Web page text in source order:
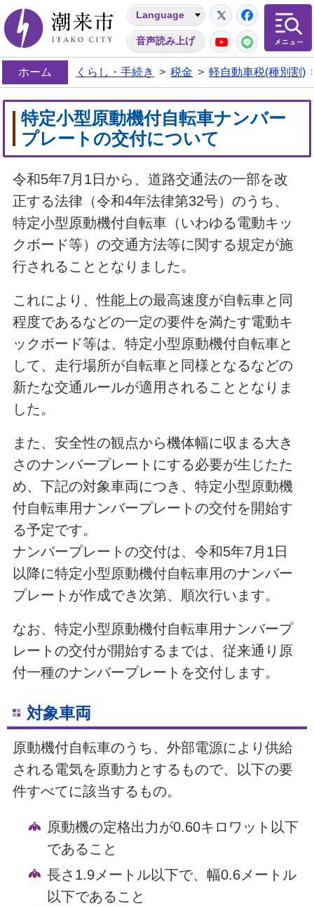
潮来市
Language
音声読み上げ
Twitter
YouTube
LINE
ホーム くらし・手続き > 税金 > 軽自動車税(種別割)
特定小型原動機付自転車ナンバー
プレートの交付について
令和5年7月1日から、道路交通法の一部を改
正する法律（令和4年法律第32号）のうち、
特定小型原動機付自転車（いわゆる電動キッ
クボード等）の交通方法等に関する規定が施
行されることとなりました。
これにより、性能上の最高速度が自転車と同
程度であるなどの一定の要件を満たす電動キ
ックボード等は、特定小型原動機付自転車と
して、走行場所が自転車と同様となるなどの
新たな交通ルールが適用されることとなりま
した。
また、安全性の観点から機体幅に収まる大き
さのナンバープレートにする必要が生じたた
め、下記の対象車両につき、特定小型原動機
付自転車用ナンバープレートの交付を開始す
る予定です。
ナンバープレートの交付は、令和5年7月1日
以降に特定小型原動機付自転車用のナンバー
プレートが作成でき次第、順次行います。
なお、特定小型原動機付自転車用ナンバープ
レートの交付が開始するまでは、従来通り原
付一種のナンバープレートを交付します。
対象車両
原動機付自転車のうち、外部電源により供給
される電気を原動力とするもので、以下の要
件すべてに該当するもの。
原動機の定格出力が0.60キロワット以下
であること
長さ1.9メートル以下で、幅0.6メートル
以下であること